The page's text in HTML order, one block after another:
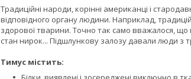
Традиційні народи, корінні американці і
відповідного органу людини. Наприклад,
здорової тварини. Точно так само вважалося,
стан нирок... Підшлункову залозу давали люди
Тимус містить: